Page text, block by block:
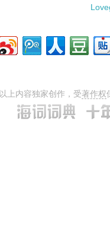
以上内容独家创作，受著作权